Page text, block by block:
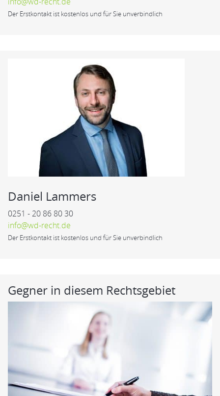
Der Erstkontakt ist kostenlos und für Sie unverbindlich
Daniel Lammers
0251 - 20 86 80 30
info@wd-recht.de
Der Erstkontakt ist kostenlos und für Sie unverbindlich
Gegner in diesem Rechtsgebiet